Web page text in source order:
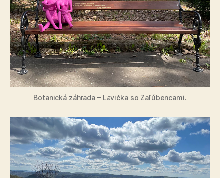
Botanická záhrada – Lavička so Zaľúbencami.